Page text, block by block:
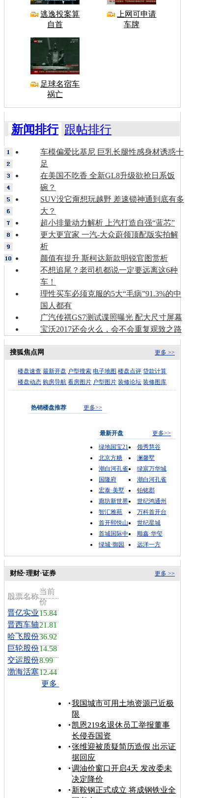
逃逸投案算
自首
上网可申请
车牌
足球名宿车
祸亡
新闻排行 跟帖排行
车模偏爱比基尼 巨乳长腿性感身材诱惑十
足
在美国不吃香 全新GL8升级欲抢日系饭
碗？
SUV没它甭想玩越野 差速锁神通到底有多
大？
超小排量动力解析 上汽打造自强“蓝芯”
更大更宜家 一汽-大众蔚领顶配版实拍解
析
颜值有提升 斯柯达新款明锐官图赏析
不想追尾？老司机都说一定要远离这6种
车！
理性买车必须克服的5大“毛病”91.3%的中
国人都有
广汽传祺GS7测试谍照曝光 配大尺寸屏幕
宝沃2017还会火么，会不会重复观致之路
更多 >>
搜狐焦点网
楼盘速查 最新开盘 户型搜索 电子地图 楼盘点评 贷款计算
楼盘动态 购房导航 看房图片 户型图片 装修论坛 装修图库
热销楼盘推荐 更多>>
最新开盘
更多>>
绿地国宝21
领秀慧谷
北京方糖
澜馨墅
潮白河孔雀
绿宸万华城
国隆府
潮白河孔雀
宏泰·美墅
铂铭郡
廊坊新世界
世纪鸿通州
智汇雅苑
万科首开台
首开熙悦山
世纪星城
首城国际中
顺鑫·华玺
绿城·御园
远洋一方
更多 >>
财经·理财·证券
股票名称
当前
价
晋亿实业15.84
晋西车轴21.81
哈飞股份36.92
巨轮股份14.58
交运股份8.99
渤海活塞12.44
更多
我国城市可用土地资源已近极
限
凯恩219名退休员工举报董事
长侵吞国资
张维迎被质疑简历造假 出示证
据回应
调油价窗口开启4天 发改委未
决定降价
新鞍钢正式成立 将成钢铁业全